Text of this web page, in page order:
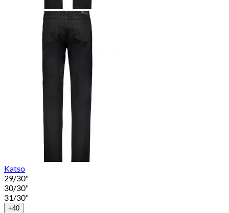
Katso
29/30"
30/30"
31/30"
+40